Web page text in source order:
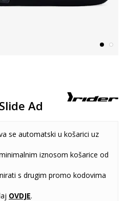
Ad
se automatski u košarici uz
iznosom košarice od
s drugim promo kodovima
OVDJE.